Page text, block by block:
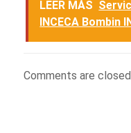
LEER MÁS
INCECA Bombin
Comments are